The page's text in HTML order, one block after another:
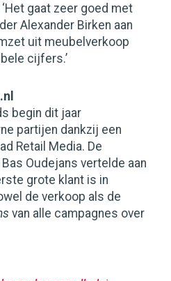
gaat zeer goed met
Alexander Birken aan
uit meubelverkoop
cijfers.’
begin dit jaar
partijen dankzij een
Retail Media. De
Oudejans vertelde aan
grote klant is in
de verkoop als de
van alle campagnes over